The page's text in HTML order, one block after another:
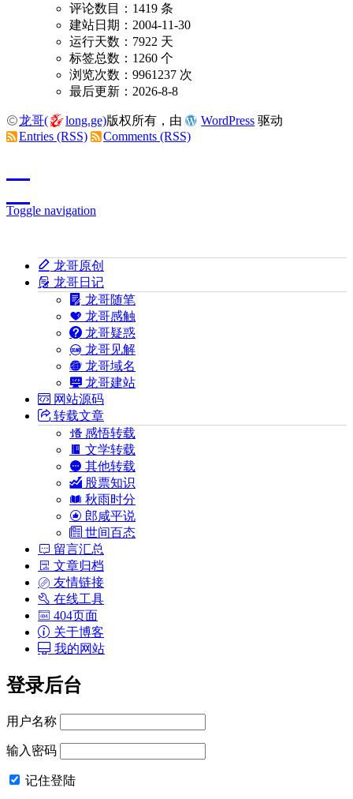
评论数目：1419 条
建站日期：2004-11-30
运行天数：7922 天
标签总数：1260 个
浏览次数：9961237 次
最后更新：2026-8-8
龙哥( long.ge)版权所有，由 WordPress 驱动
Entries (RSS)
Comments (RSS)
Toggle navigation
龙哥原创
龙哥日记
龙哥随笔
龙哥感触
龙哥疑惑
龙哥见解
龙哥域名
龙哥建站
网站源码
转载文章
感悟转载
文学转载
其他转载
股票知识
秋雨时分
郎咸平说
世间百态
留言汇总
文章归档
友情链接
在线工具
404页面
关于博客
我的网站
登录后台
用户名称
输入密码
记住登陆